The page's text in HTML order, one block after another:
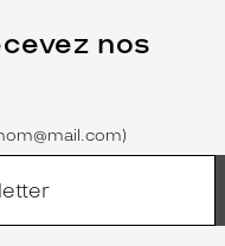
nos